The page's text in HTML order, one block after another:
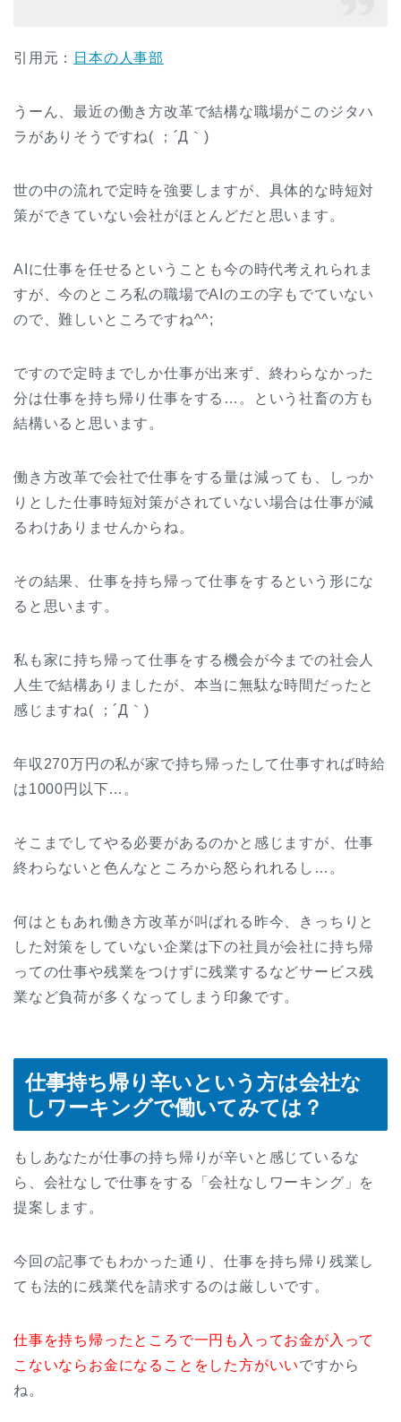
引用元： 日本の人事部
うーん、最近の働き方改革で結構な職場がこのジタハ
ラがありそうですね( ；´Д｀)
世の中の流れで定時を強要しますが、具体的な時短対
策ができていない会社がほとんどだと思います。
AIに仕事を任せるということも今の時代考えれられま
すが、今のところ私の職場でAIのエの字もでていない
ので、難しいところですね^^;
ですので定時までしか仕事が出来ず、終わらなかった
分は仕事を持ち帰り仕事をする…。という社畜の方も
結構いると思います。
働き方改革で会社で仕事をする量は減っても、しっか
りとした仕事時短対策がされていない場合は仕事が減
るわけありませんからね。
その結果、仕事を持ち帰って仕事をするという形にな
ると思います。
私も家に持ち帰って仕事をする機会が今までの社会人
人生で結構ありましたが、本当に無駄な時間だったと
感じますね( ；´Д｀)
年収270万円の私が家で持ち帰ったして仕事すれば時給
は1000円以下…。
そこまでしてやる必要があるのかと感じますが、仕事
終わらないと色んなところから怒られれるし…。
何はともあれ働き方改革が叫ばれる昨今、きっちりと
した対策をしていない企業は下の社員が会社に持ち帰
っての仕事や残業をつけずに残業するなどサービス残
業など負荷が多くなってしまう印象です。
仕事持ち帰り辛いという方は会社な
しワーキングで働いてみては？
もしあなたが仕事の持ち帰りが辛いと感じているな
ら、会社なしで仕事をする「会社なしワーキング」を
提案します。
今回の記事でもわかった通り、仕事を持ち帰り残業し
ても法的に残業代を請求するのは厳しいです。
仕事を持ち帰ったところで一円も入ってお金が入って
こないならお金になることをした方がいいですから
ね。